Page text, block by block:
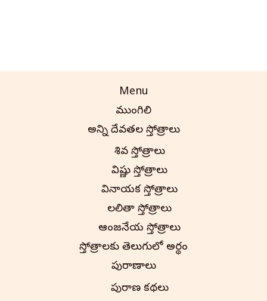
Menu
ముంగిలి
అన్ని దేవతల స్తోత్రాలు
శివ స్తోత్రాలు
విష్ణు స్తోత్రాలు
వినాయక స్తోత్రాలు
లలితా స్తోత్రాలు
ఆంజనేయ స్తోత్రాలు
స్తోత్రాలకు తెలుగులో అర్థం
పురాణాలు
పురాణ కథలు